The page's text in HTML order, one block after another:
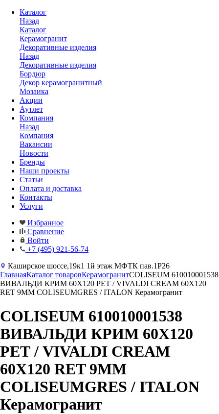
Каталог
Назад
Каталог
Керамогранит
Декоративные изделия
Назад
Декоративные изделия
Бордюр
Декор керамогранитный
Мозаика
Акции
Аутлет
Компания
Назад
Компания
Вакансии
Новости
Бренды
Наши проекты
Статьи
Оплата и доставка
Контакты
Услуги
Избранное
Сравнение
Войти
+7 (495) 921-56-74
Каширское шоссе,19к1 1й этаж МФТК пав.1Р26
ГлавнаяКаталог товаровКерамогранитCOLISEUM 610010001538
ВИВАЛЬДИ КРИМ 60X120 РЕТ / VIVALDI CREAM 60X120
RET 9MM COLISEUMGRES / ITALON Керамогранит
COLISEUM 610010001538
ВИВАЛЬДИ КРИМ 60X120
РЕТ / VIVALDI CREAM
60X120 RET 9MM
COLISEUMGRES / ITALON
Керамогранит